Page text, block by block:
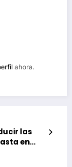
ahora.
las
en